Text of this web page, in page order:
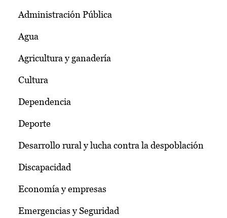
Administración Pública
Agua
Agricultura y ganadería
Cultura
Dependencia
Deporte
Desarrollo rural y lucha contra la despoblación
Discapacidad
Economía y empresas
Emergencias y Seguridad